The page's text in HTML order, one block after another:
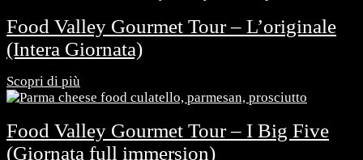
Food Valley Gourmet Tour – L’originale
(Intera Giornata)
Scopri di più
Food Valley Gourmet Tour – I Big Five
(Giornata full immersion)